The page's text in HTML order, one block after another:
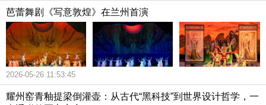
芭蕾舞剧《写意敦煌》在兰州首演
2026-05-26 11:53:45
耀州窑青釉提梁倒灌壶：从古代“黑科技”到世界设计哲学，一